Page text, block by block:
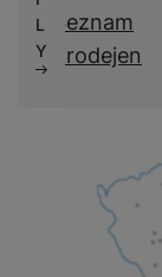
L
Y
Seznam
prodejen